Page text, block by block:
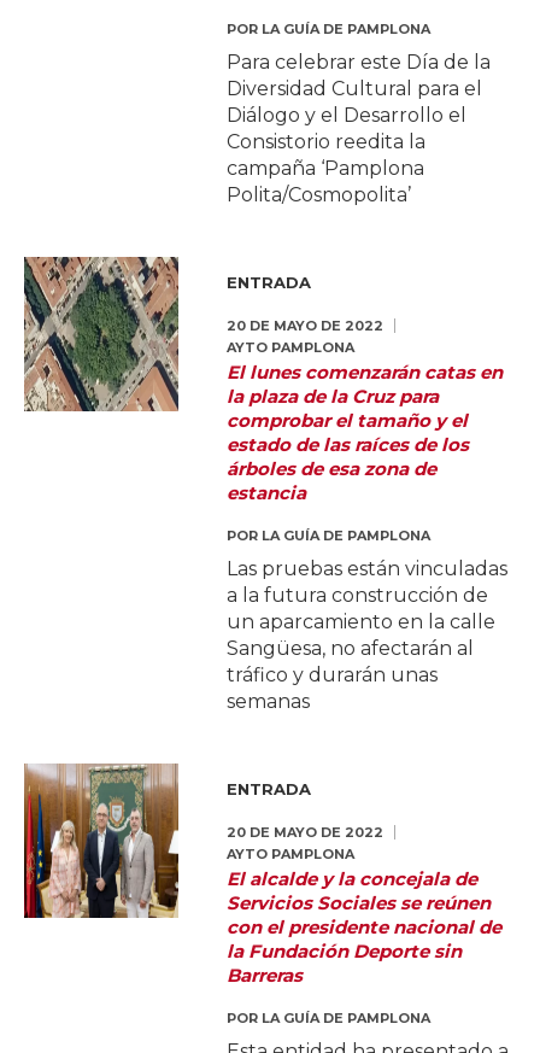
POR LA GUÍA DE PAMPLONA
Para celebrar este Día de la
Diversidad Cultural para el
Diálogo y el Desarrollo el
Consistorio reedita la
campaña ‘Pamplona
Polita/Cosmopolita’
ENTRADA
20 DE MAYO DE 2022
AYTO PAMPLONA
El lunes comenzarán catas en
la plaza de la Cruz para
comprobar el tamaño y el
estado de las raíces de los
árboles de esa zona de
estancia
POR LA GUÍA DE PAMPLONA
Las pruebas están vinculadas
a la futura construcción de
un aparcamiento en la calle
Sangüesa, no afectarán al
tráfico y durarán unas
semanas
ENTRADA
20 DE MAYO DE 2022
AYTO PAMPLONA
El alcalde y la concejala de
Servicios Sociales se reúnen
con el presidente nacional de
la Fundación Deporte sin
Barreras
POR LA GUÍA DE PAMPLONA